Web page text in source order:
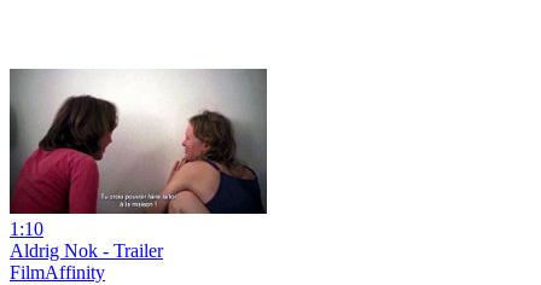
1:10
Aldrig Nok - Trailer
FilmAffinity